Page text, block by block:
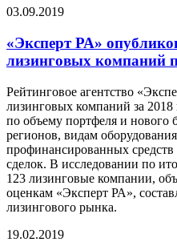
03.09.2019
«Эксперт РА»
лизинговых компаний
Рейтинговое агентство
лизинговых компаний за
по объему портфеля и нового
регионов, видам
профинансированных
сделок. В исследовании по
123 лизинговые компании,
оценкам «Эксперт РА»,
лизингового рынка.
19.02.2019